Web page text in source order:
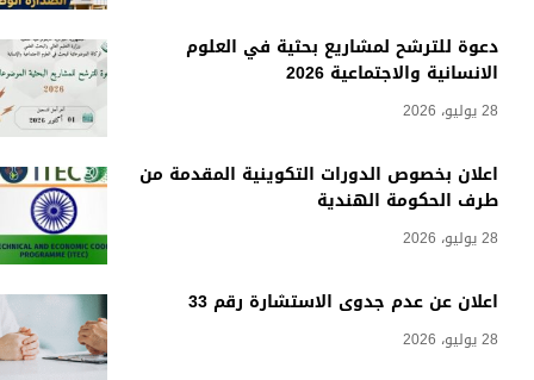
دعوة للترشح لمشاريع بحثية في العلوم
الانسانية والاجتماعية 2026
28 يوليو، 2026
اعلان بخصوص الدورات التكوينية المقدمة من
طرف الحكومة الهندية
28 يوليو، 2026
اعلان عن عدم جدوى الاستشارة رقم 33
28 يوليو، 2026